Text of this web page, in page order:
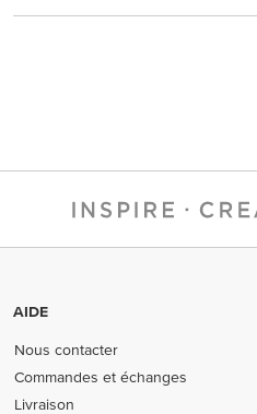
AIDE
Nous contacter
Commandes et échanges
Livraison